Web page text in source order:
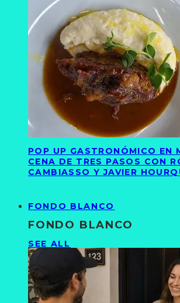
POP UP GASTRONÓMICO EN
CENA DE TRES PASOS CON
CAMBIASSO Y JAVIER
FONDO BLANCO
FONDO BLANCO
SEE ALL